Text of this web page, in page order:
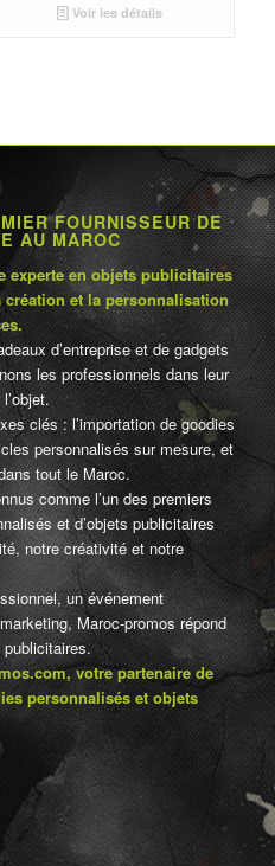
Voir les détails
FOURNISSEUR DE
AU MAROC
experte en objets publicitaires
et la personnalisation
d’entreprise et de gadgets
les professionnels dans leur
clés : l’importation de goodies
personnalisés sur mesure, et
tout le Maroc.
comme l’un des premiers
et d’objets publicitaires
notre créativité et notre
un événement
Maroc-promos répond
votre partenaire de
personnalisés et objets